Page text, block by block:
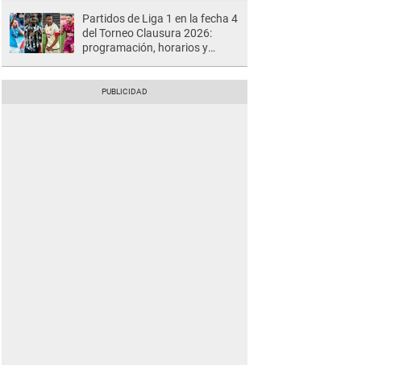
Partidos de Liga 1 en la fecha 4
del Torneo Clausura 2026:
programación, horarios y